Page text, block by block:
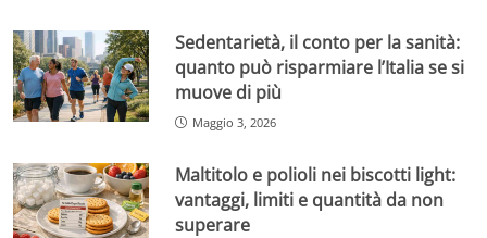
Sedentarietà, il conto per la sanità:
quanto può risparmiare l’Italia se si
muove di più
Maggio 3, 2026
Maltitolo e polioli nei biscotti light:
vantaggi, limiti e quantità da non
superare